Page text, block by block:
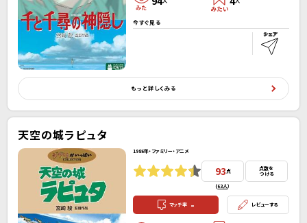
今すぐ見る
もっと詳しくみる
天空の城ラピュタ
1986年・ファミリー・アニメ
93点
(63人）
点数を
つける
マッチ率 - レビューする